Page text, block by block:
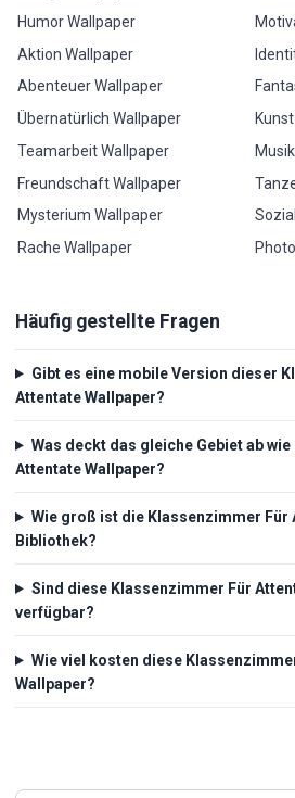
Humor Wallpaper
Aktion Wallpaper
Abenteuer Wallpaper
Übernatürlich Wallpaper
Teamarbeit Wallpaper
Freundschaft Wallpaper
Mysterium Wallpaper
Rache Wallpaper
Häufig gestellte Fragen
Gibt es eine mobile Version dieser
Attentate Wallpaper?
Was deckt das gleiche Gebiet ab
Attentate Wallpaper?
Wie groß ist die Klassenzimmer Für
Bibliothek?
Sind diese Klassenzimmer Für
verfügbar?
Wie viel kosten diese
Wallpaper?